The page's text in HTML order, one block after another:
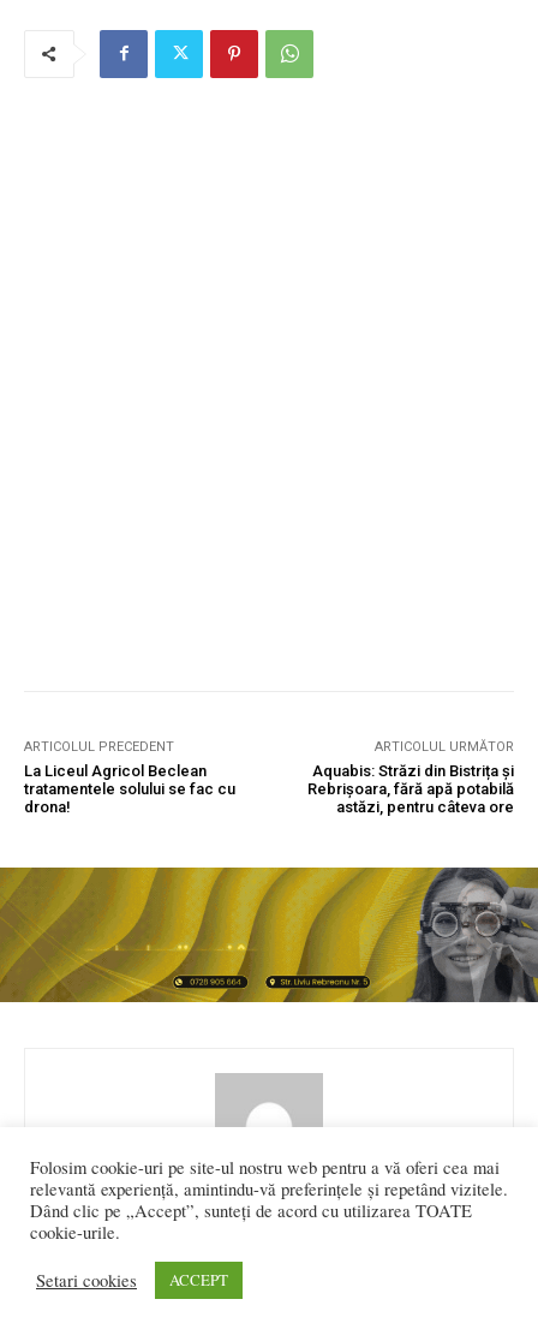
ARTICOLUL PRECEDENT
La Liceul Agricol Beclean
tratamentele solului se fac cu
drona!
ARTICOLUL URMĂTOR
Aquabis: Străzi din Bistrița și
Rebrișoara, fără apă potabilă
astăzi, pentru câteva ore
Iulia Hoha
Folosim cookie-uri pe site-ul nostru web pentru a vă oferi cea mai
relevantă experiență, amintindu-vă preferințele și repetând vizitele.
Dând clic pe „Accept”, sunteți de acord cu utilizarea TOATE
cookie-urile.
Setari cookies ACCEPT